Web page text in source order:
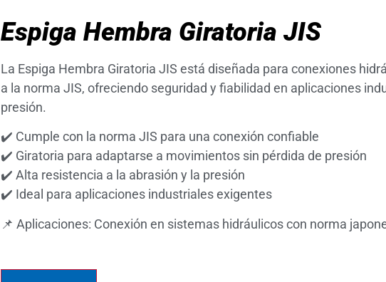
Espiga Hembra Giratoria JIS
La Espiga Hembra Giratoria JIS está diseñada para conexiones
a la norma JIS, ofreciendo seguridad y fiabilidad en aplicaciones
presión.
✔️ Cumple con la norma JIS para una conexión confiable
✔️ Giratoria para adaptarse a movimientos sin pérdida de presión
✔️ Alta resistencia a la abrasión y la presión
✔️ Ideal para aplicaciones industriales exigentes
📌 Aplicaciones: Conexión en sistemas hidráulicos con norma